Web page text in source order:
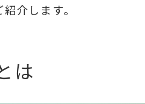
介します。
は